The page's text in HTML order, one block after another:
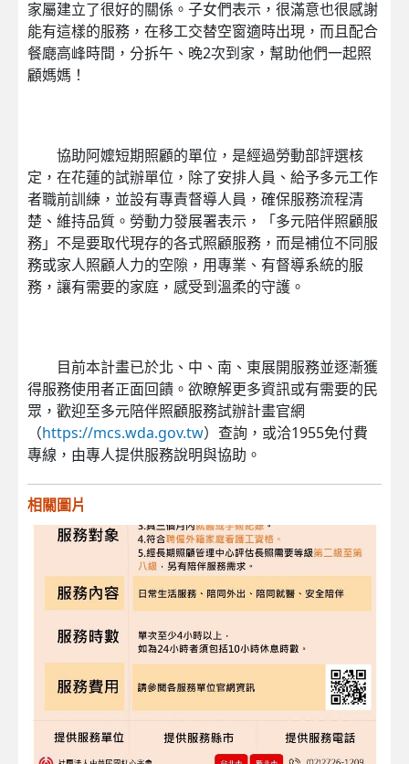
家屬建立了很好的關係。子女們表示，很滿意也很感謝
能有這樣的服務，在移工交替空窗適時出現，而且配合
餐廰高峰時間，分拆午、晚2次到家，幫助他們一起照
顧媽媽！
協助阿嬤短期照顧的單位，是經過勞動部評選核
定，在花蓮的試辦單位，除了安排人員、給予多元工作
者職前訓練，並設有專責督導人員，確保服務流程清
楚、維持品質。勞動力發展署表示，「多元陪伴照顧服
務」不是要取代現存的各式照顧服務，而是補位不同服
務或家人照顧人力的空隙，用專業、有督導系統的服
務，讓有需要的家庭，感受到溫柔的守護。
目前本計畫已於北、中、南、東展開服務並逐漸獲
得服務使用者正面回饋。欲瞭解更多資訊或有需要的民
眾，歡迎至多元陪伴照顧服務試辦計畫官網
（https://mcs.wda.gov.tw）查詢，或洽1955免付費
專線，由專人提供服務說明與協助。
相關圖片